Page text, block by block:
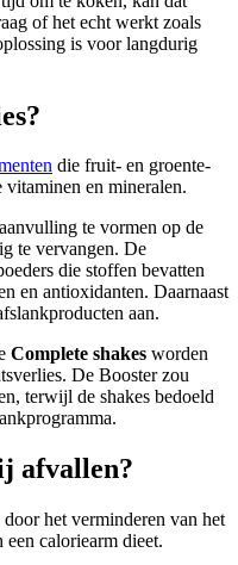
of het echt werkt zoals
is voor langdurig
die fruit- en groente-
vitaminen en mineralen.
te vormen op de
te vervangen. De
die stoffen bevatten
en antioxidanten. Daarnaast
aan.
Complete shakes worden
De Booster zou
terwijl de shakes bedoeld
afvallen?
het verminderen van het
een caloriearm dieet.